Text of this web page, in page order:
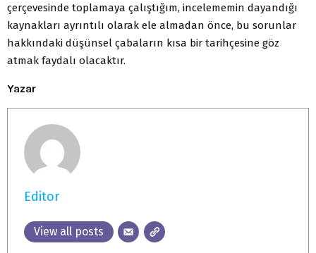
çerçevesinde toplamaya çalıştığım, incelememin dayandığı
kaynakları ayrıntılı olarak ele almadan önce, bu sorunlar
hakkındaki düşünsel çabaların kısa bir tarihçesine göz
atmak faydalı olacaktır.
Yazar
Editor
View all posts